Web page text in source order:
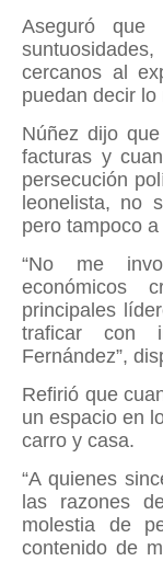
Aseguró
cercanos al
puedan decir lo
Núñez dijo
facturas y
persecución
leonelista, no
pero tampoco
“No me
económicos
principales
traficar con
Fernández”,
Refirió que
un espacio en
carro y casa.
“A quienes
las razones
molestia de
contenido de